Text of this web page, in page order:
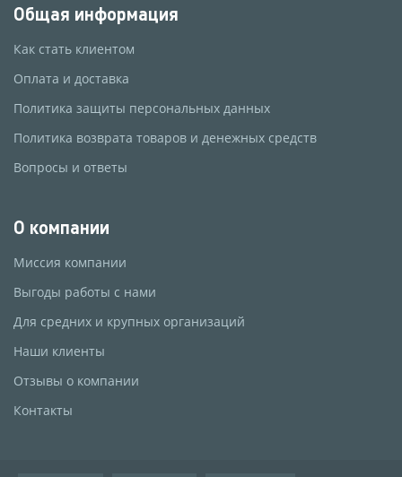
Общая информация
Как стать клиентом
Оплата и доставка
Политика защиты персональных данных
Политика возврата товаров и денежных средств
Вопросы и ответы
О компании
Миссия компании
Выгоды работы с нами
Для средних и крупных организаций
Наши клиенты
Отзывы о компании
Контакты